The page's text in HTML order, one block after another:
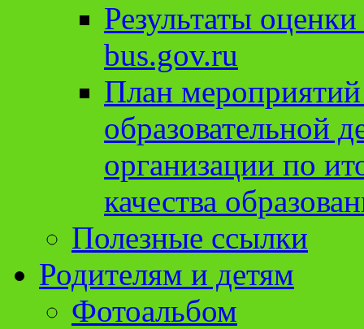
Результаты
bus.gov.ru
План
образовательной
организации по
качества
Полезные ссылки
Родителям и детям
Фотоальбом